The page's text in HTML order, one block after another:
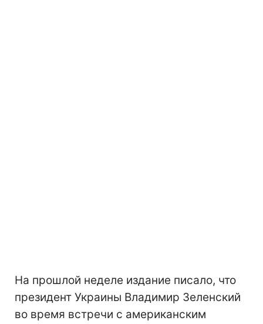
На прошлой неделе издание писало, что
президент Украины Владимир Зеленский
во время встречи с американским